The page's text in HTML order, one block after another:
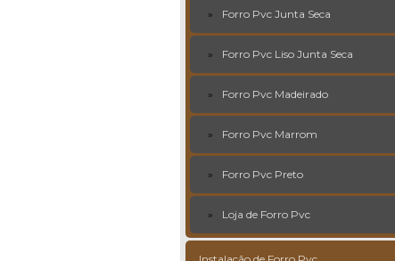
Forro Pvc Junta Seca
Forro Pvc Liso Junta Seca
Forro Pvc Madeirado
Forro Pvc Marrom
Forro Pvc Preto
Loja de Forro Pvc